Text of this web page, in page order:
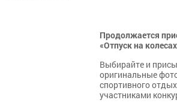
Продолжается
«Отпуск на
Выбирайте и
оригинальные
спортивного
участниками